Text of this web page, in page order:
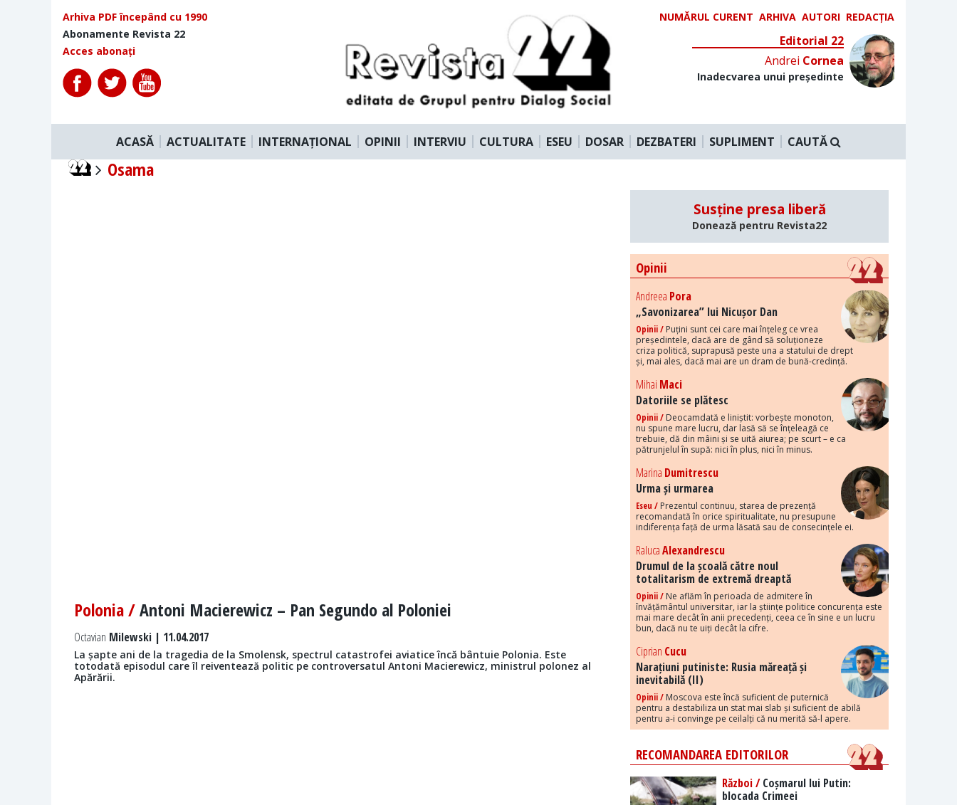
Arhiva PDF începând cu 1990
Abonamente Revista 22
Acces abonați
NUMĂRUL CURENT ARHIVA AUTORI REDACȚIA
Editorial 22
Andrei Cornea
Inadecvarea unui președinte
ACASĂ ACTUALITATE INTERNAȚIONAL OPINII INTERVIU CULTURA ESEU DOSAR DEZBATERI SUPLIMENT CAUTĂ
Osama
Polonia /Antoni Macierewicz – Pan Segundo al Poloniei
Octavian Milewski | 11.04.2017
La șapte ani de la tragedia de la Smolensk, spectrul catastrofei aviatice încă bântuie Polonia. Este
totodată episodul care îl reiventează politic pe controversatul Antoni Macierewicz, ministrul polonez al
Apărării.
Susține presa liberă
Donează pentru Revista22
Opinii
Andreea Pora
„Savonizarea” lui Nicușor Dan
Opinii / Puțini sunt cei care mai înțeleg ce vrea
președintele, dacă are de gând să soluționeze
criza politică, suprapusă peste una a statului de drept
și, mai ales, dacă mai are un dram de bună-credință.
Mihai Maci
Datoriile se plătesc
Opinii / Deocamdată e liniștit: vorbește monoton,
nu spune mare lucru, dar lasă să se înțeleagă ce
trebuie, dă din mâini și se uită aiurea; pe scurt – e ca
pătrunjelul în supă: nici în plus, nici în minus.
Marina Dumitrescu
Urma și urmarea
Eseu / Prezentul continuu, starea de prezență
recomandată în orice spiritualitate, nu presupune
indiferența față de urma lăsată sau de consecințele ei.
RalucaAlexandrescu
Drumul de la școală către noul
totalitarism de extremă dreaptă
Opinii / Ne aflăm în perioada de admitere în
învățământul universitar, iar la științe politice concurența este
mai mare decât în anii precedenți, ceea ce în sine e un lucru
bun, dacă nu te uiți decât la cifre.
Ciprian Cucu
Narațiuni putiniste: Rusia măreață și
inevitabilă (II)
Opinii / Moscova este încă suficient de puternică
pentru a destabiliza un stat mai slab și suficient de abilă
pentru a-i convinge pe ceilalți că nu merită să-l apere.
RECOMANDAREA EDITORILOR
Război /Coșmarul lui Putin:
blocada Crimeei